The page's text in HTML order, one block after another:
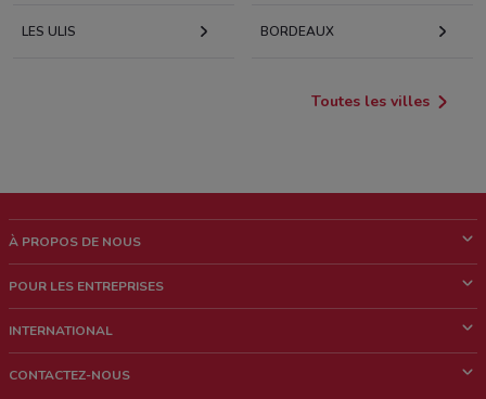
LES ULIS BORDEAUX
Toutes les villes
À PROPOS DE NOUS
News & Médias
POUR LES ENTREPRISES
Contacts commerciaux et/ou marketing
INTERNATIONAL
CONTACTEZ-NOUS